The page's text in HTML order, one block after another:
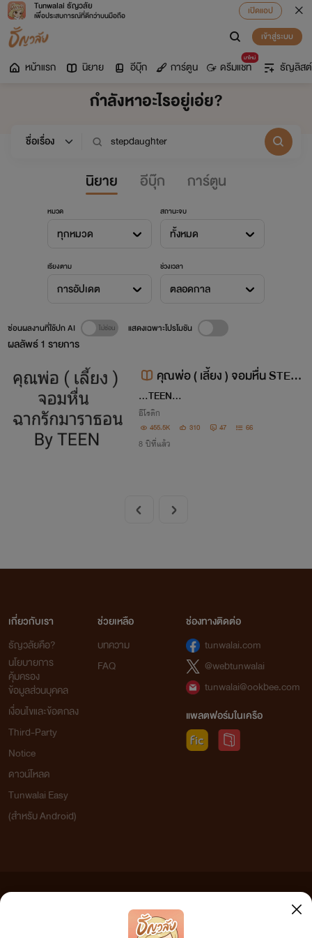
Tunwalai ธัญวลัย
เพื่อประสบการณ์ที่ดีกว่าบนมือถือ
เปิดแอป
เข้าสู่ระบบ
หน้าแรก นิยาย อีบุ๊ก การ์ตูน
มาใหม่
ดรีมแชท ธัญลิสต์
กำลังหาอะไรอยู่เอ่ย?
นิยาย อีบุ๊ก การ์ตูน
หมวด
ทุกหมวด
สถานะจบ
ทั้งหมด
เรียงตาม
การอัปเดต
ช่วงเวลา
ตลอดกาล
ผลลัพธ์1 รายการ
ซ่อนผลงานที่ใช้ปก AI แสดงเฉพาะโปรโมชัน
คุณพ่อ ( เลี้ยง ) จอมหื่น STEP
DAD 20+
...TEEN...
อีโรติก
455.5K 310 47 66
8 ปีที่แล้ว
เกี่ยวกับเรา
ธัญวลัยคือ?
นโยบายการ
คุ้มครอง
ข้อมูลส่วนบุคคล
เงื่อนไขและข้อตกลง
Third-Party
Notice
ดาวน์โหลด
Tunwalai Easy
(สำหรับ Android)
ช่วยเหลือ
บทความ
FAQ
ช่องทางติดต่อ
tunwalai.com
@webtunwalai
tunwalai@ookbee.com
แพลตฟอร์มในเครือ
เว็บไซต์แห่งนี้ไม่ได้เห็นด้วยและไม่ขอรับผิดชอบต่อข้อความใดๆ ทั้งสิ้น ดังนั้นผู้อ่านทุกท่านโปรดใช้
วิจารณญาณในการกลั่นกรองด้วยตนเอง และหากท่านพบข้อความใดๆ ที่ขัดต่อกฎหมายและศีลธรรม